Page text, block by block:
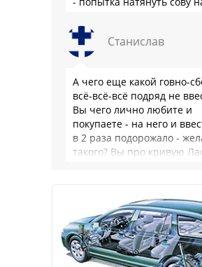
Станислав
А чего еще какой говно-
всё-всё-всё подряд не
Вы чего лично любите и
покупаете - на него и
в 2 раза подорожало -
такого? Вы про кривую